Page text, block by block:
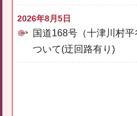
2026年8月5日
国道168号（十津川村
ついて(迂回路有り)